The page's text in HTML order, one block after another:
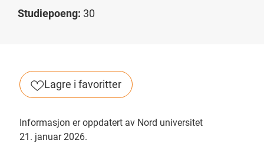
Studiepoeng: 30
Lagre i favoritter
Informasjon er oppdatert av Nord universitet
21. januar 2026.